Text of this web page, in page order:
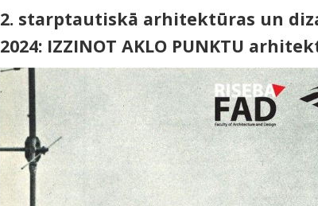
2. starptautiskā arhitektūras un
2024: IZZINOT AKLO PUNKTU